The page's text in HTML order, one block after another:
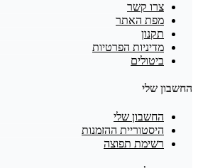
צרו קשר
מפת האתר
תקנון
מדיניות הפרטיות
ביטולים
החשבון שלי
החשבון שלי
היסטוריית ההזמנות
רשימת תפוצה